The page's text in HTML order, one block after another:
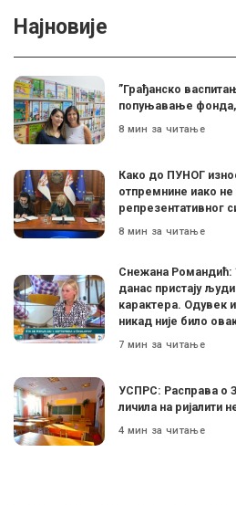
Најновије
”Грађанско
попуњавање фонда,
8 мин за читање
Како до ПУНОГ
отпремнине иако
репрезентативног
8 мин за читање
Снежана Романдић:
данас пристају
карактера. Одувек
никад није било
7 мин за читање
УСПРС: Расправа о
личила на ријалити
4 мин за читање